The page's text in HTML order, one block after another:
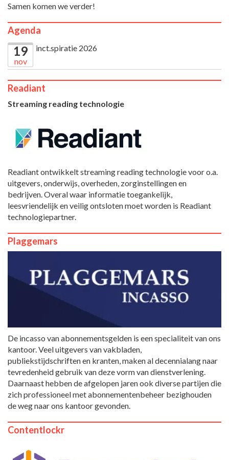
Samen komen we verder!
Agenda
19
nov
inct.spiratie 2026
Readiant
Streaming reading technologie
Readiant ontwikkelt streaming reading technologie voor o.a.
uitgevers, onderwijs, overheden, zorginstellingen en
bedrijven. Overal waar informatie toegankelijk,
leesvriendelijk en veilig ontsloten moet worden is Readiant
technologiepartner.
Plaggemars
De incasso van abonnementsgelden is een specialiteit van ons
kantoor. Veel uitgevers van vakbladen,
publiekstijdschriften en kranten, maken al decennialang naar
tevredenheid gebruik van deze vorm van dienstverlening.
Daarnaast hebben de afgelopen jaren ook diverse partijen die
zich professioneel met abonnementenbeheer bezighouden
de weg naar ons kantoor gevonden.
Contentlockr